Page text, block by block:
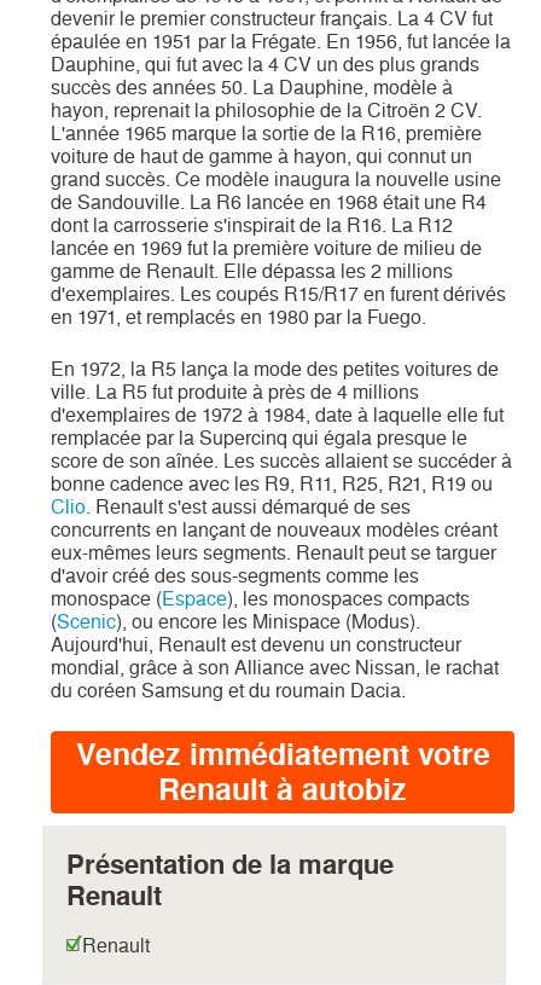
devenir le premier constructeur français. La 4 CV fut
épaulée en 1951 par la Frégate. En 1956, fut lancée la
Dauphine, qui fut avec la 4 CV un des plus grands
succès des années 50. La Dauphine, modèle à
hayon, reprenait la philosophie de la Citroën 2 CV.
L'année 1965 marque la sortie de la R16, première
voiture de haut de gamme à hayon, qui connut un
grand succès. Ce modèle inaugura la nouvelle usine
de Sandouville. La R6 lancée en 1968 était une R4
dont la carrosserie s'inspirait de la R16. La R12
lancée en 1969 fut la première voiture de milieu de
gamme de Renault. Elle dépassa les 2 millions
d'exemplaires. Les coupés R15/R17 en furent dérivés
en 1971, et remplacés en 1980 par la Fuego.
En 1972, la R5 lança la mode des petites voitures de
ville. La R5 fut produite à près de 4 millions
d'exemplaires de 1972 à 1984, date à laquelle elle fut
remplacée par la Supercinq qui égala presque le
score de son aînée. Les succès allaient se succéder à
bonne cadence avec les R9, R11, R25, R21, R19 ou
Clio . Renault s'est aussi démarqué de ses
concurrents en lançant de nouveaux modèles créant
eux-mêmes leurs segments. Renault peut se targuer
d'avoir créé des sous-segments comme les
monospace (Espace), les monospaces compacts
(Scenic), ou encore les Minispace (Modus).
Aujourd'hui, Renault est devenu un constructeur
mondial, grâce à son Alliance avec Nissan, le rachat
du coréen Samsung et du roumain Dacia.
Vendez immédiatement votre
Renault à autobiz
Présentation de la marque
Renault
Renault